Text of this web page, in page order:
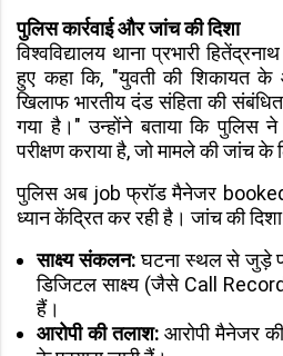
पुलिस कार्रवाई और जांच की दिशा
विश्वविद्यालय थाना प्रभारी
हुए कहा कि, "युवती की शिकायत
खिलाफ भारतीय दंड संहिता की
गया है।" उन्होंने बताया कि पुलिस
परीक्षण कराया है, जो मामले की जांच के
पुलिस अब job फ्रॉड मैनेजर
ध्यान केंद्रित कर रही है। जांच की
साक्ष्य संकलन:घटना स्थल से जुड़े
डिजिटल साक्ष्य (जैसे Call
हैं।
आरोपी की तलाश: आरोपी मैनेजर